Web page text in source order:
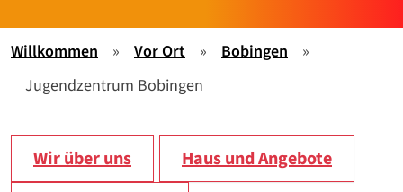
Willkommen » Vor Ort » Bobingen
»
Jugendzentrum Bobingen
Wir über uns
Haus und Angebote